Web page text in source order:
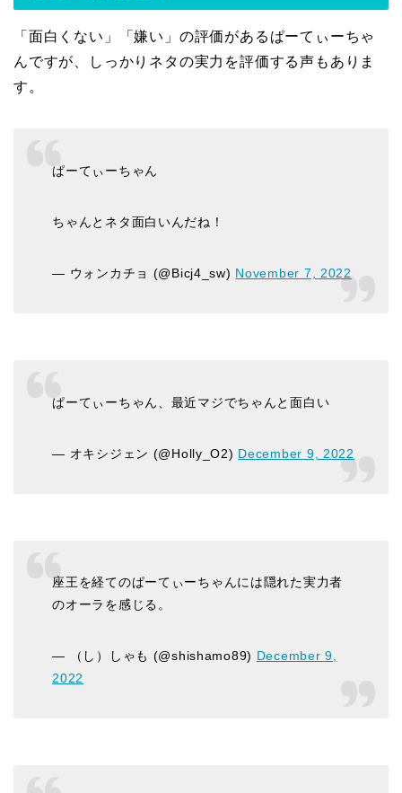
「面白くない」「嫌い」の評価があるぱーてぃーちゃ
んですが、しっかりネタの実力を評価する声もありま
す。
ぱーてぃーちゃん
ちゃんとネタ面白いんだね！
— ウォンカチョ (@Bicj4_sw) November 7, 2022
ぱーてぃーちゃん、最近マジでちゃんと面白い
— オキシジェン (@Holly_O2) December 9, 2022
座王を経てのぱーてぃーちゃんには隠れた実力者
のオーラを感じる。
— （し）しゃも (@shishamo89) December 9,
2022